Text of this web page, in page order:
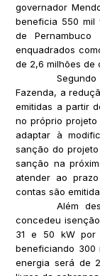
governador
beneficia 550 mil
de Pernambuco
enquadrados
de 2,6 milhões de
Fazenda, a
emitidas a partir
no próprio
adaptar à
sanção do
sanção na
atender ao
contas são
Além
concedeu
31 e 50 kW por
beneficiando 300
energia será de